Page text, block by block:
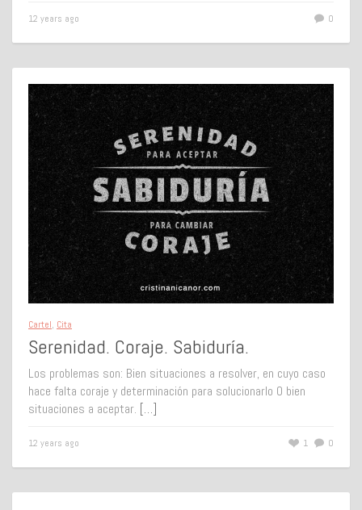
12 years ago 0
Cartel, Cita
Serenidad. Coraje. Sabiduría.
Los problemas son: Bien situaciones a resolver, en cuyo caso
hace falta coraje y determinación para solucionarlo O bien
situaciones a aceptar. […]
12 years ago 0
1